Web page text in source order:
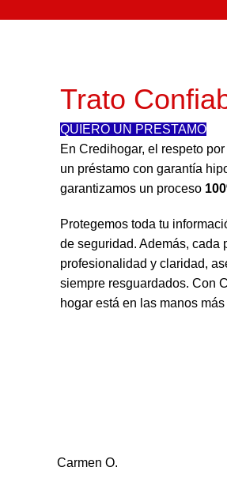
Trato
QUIERO UN PRESTAMO
En Credihogar, el respeto
un préstamo con garantía
garantizamos un proceso
Protegemos toda tu
de seguridad. Además, cada
profesionalidad y claridad,
siempre resguardados. Con
hogar está en las manos
Carmen O.